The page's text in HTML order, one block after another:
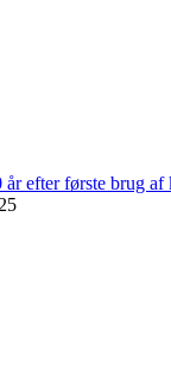
år efter første brug